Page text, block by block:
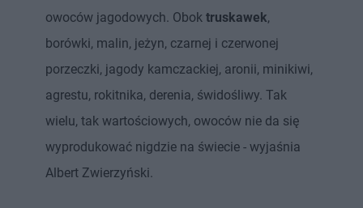
owoców jagodowych. Obok truskawek,
borówki, malin, jeżyn, czarnej i czerwonej
porzeczki, jagody kamczackiej, aronii, minikiwi,
agrestu, rokitnika, derenia, świdośliwy. Tak
wielu, tak wartościowych, owoców nie da się
wyprodukować nigdzie na świecie - wyjaśnia
Albert Zwierzyński.